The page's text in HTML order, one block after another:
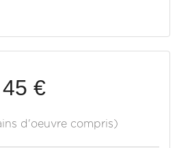
45 €
d'oeuvre compris)